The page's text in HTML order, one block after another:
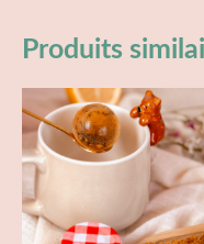
Produits